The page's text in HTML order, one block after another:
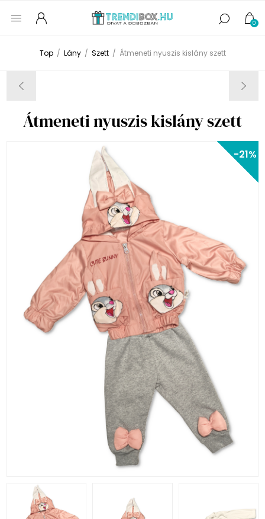
0
Top / Lány / Szett / Átmeneti nyuszis kislány szett
Átmeneti nyuszis kislány szett
-21%